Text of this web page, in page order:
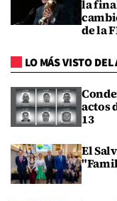
la
de la
LO MÁS VISTO DEL
actos
13
El